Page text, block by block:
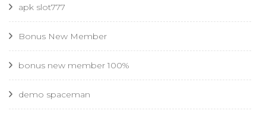
apk slot777
Bonus New Member
bonus new member 100%
demo spaceman